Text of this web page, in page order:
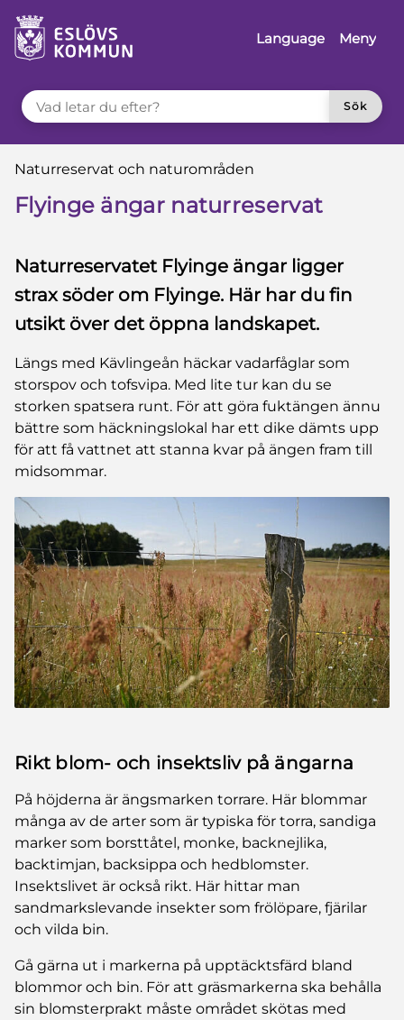
till innehåll
till sidomeny
Language
Meny
VAD LETAR DU EFTER?
Sök
Du är här:
Naturreservat och naturområden
Flyinge ängar naturreservat
Naturreservatet Flyinge ängar ligger
strax söder om Flyinge. Här har du fin
utsikt över det öppna landskapet.
Längs med Kävlingeån häckar vadarfåglar som
storspov och tofsvipa. Med lite tur kan du se
storken spatsera runt. För att göra fuktängen ännu
bättre som häckningslokal har ett dike dämts upp
för att få vattnet att stanna kvar på ängen fram till
midsommar.
Rikt blom- och insektsliv på ängarna
På höjderna är ängsmarken torrare. Här blommar
många av de arter som är typiska för torra, sandiga
marker som borsttåtel, monke, backnejlika,
backtimjan, backsippa och hedblomster.
Insektslivet är också rikt. Här hittar man
sandmarkslevande insekter som frölöpare, fjärilar
och vilda bin.
Gå gärna ut i markerna på upptäcktsfärd bland
blommor och bin. För att gräsmarkerna ska behålla
sin blomsterprakt måste området skötas med